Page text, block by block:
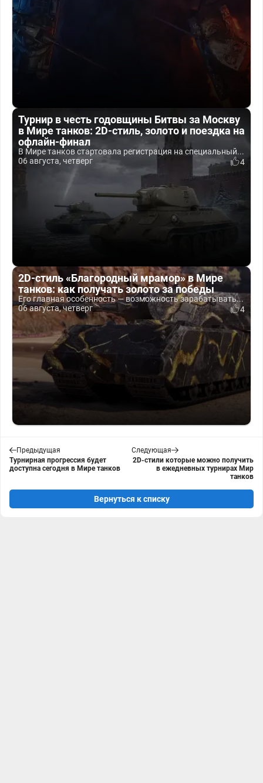
Турнир в честь годовщины Битвы за Москву
в Мире танков: 2D-стиль, золото и поездка на
офлайн-финал
В Мире танков стартовала регистрация на специальный...
06 августа, четверг
4
2D-стиль «Благородный мрамор» в Мире
танков: как получать золото за победы
Его главная особенность — возможность зарабатывать...
06 августа, четверг
4
Предыдущая
Турнирная прогрессия будет
доступна сегодня в Мире танков
Следующая
2D-стили которые можно получить
в ежедневных турнирах Мир
танков
Вернуться к списку